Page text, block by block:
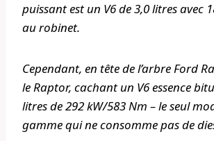
puissant est un V6 de 3,0 litres avec
au robinet.
Cependant, en tête de l’arbre Ford
le Raptor, cachant un V6 essence
litres de 292 kW/583 Nm – le seul
gamme qui ne consomme pas de